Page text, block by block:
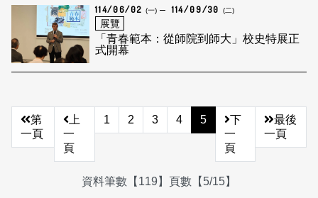
114/06/02 (一) 114/09/30 (二)
展覽
「青春範本：從師院到師大」校史特展正
式開幕
第
一頁
上
一
頁
1 2 3 4 5
下
一
頁
最後
一頁
資料筆數【119】頁數【5/15】